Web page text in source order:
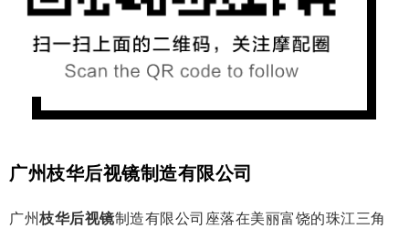
广州枝华后视镜制造有限公司
广州枝华后视镜制造有限公司座落在美丽富饶的珠江三角